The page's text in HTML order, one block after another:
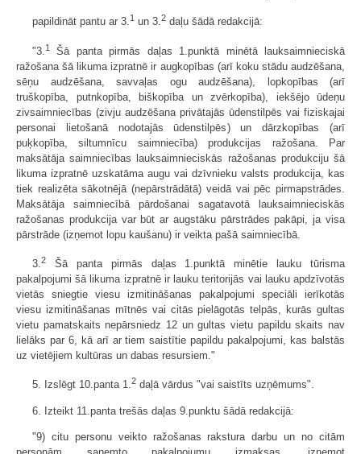
papildināt pantu ar 3.1 un 3.2 daļu šādā redakcijā:
"3. 1
Šā panta pirmās daļas 1.punktā minētā lauksaimnieciskā
ražošana šā likuma izpratnē ir augkopības (arī koku stādu audzēšana,
sēņu audzēšana, savvaļas ogu audzēšana), lopkopības (arī
truškopība, putnkopība, biškopība un zvērkopība), iekšējo ūdeņu
zivsaimniecības (zivju audzēšana privātajās ūdenstilpēs vai fiziskajai
personai lietošanā nodotajās ūdenstilpēs) un dārzkopības (arī
puķkopība, siltumnīcu saimniecība) produkcijas ražošana. Par
maksātāja saimniecības lauksaimnieciskās ražošanas produkciju šā
likuma izpratnē uzskatāma augu vai dzīvnieku valsts produkcija, kas
tiek realizēta sākotnējā (nepārstrādātā) veidā vai pēc pirmapstrādes.
Maksātāja saimniecībā pārdošanai sagatavotā lauksaimnieciskās
ražošanas produkcija var būt ar augstāku pārstrādes pakāpi, ja visa
pārstrāde (izņemot lopu kaušanu) ir veikta pašā saimniecībā.
3.2
Šā panta pirmās daļas 1.punktā minētie lauku tūrisma
pakalpojumi šā likuma izpratnē ir lauku teritorijās vai lauku apdzīvotās
vietās sniegtie viesu izmitināšanas pakalpojumi speciāli ierīkotās
viesu izmitināšanas mītnēs vai citās pielāgotās telpās, kurās gultas
vietu pamatskaits nepārsniedz 12 un gultas vietu papildu skaits nav
lielāks par 6, kā arī ar tiem saistītie papildu pakalpojumi, kas balstās
uz vietējiem kultūras un dabas resursiem."
5. Izslēgt 10.panta 1.2 daļā vārdus "vai saistīts uzņēmums".
6. Izteikt 11.panta trešās daļas 9.punktu šādā redakcijā:
"9) citu personu veikto ražošanas rakstura darbu un no citām